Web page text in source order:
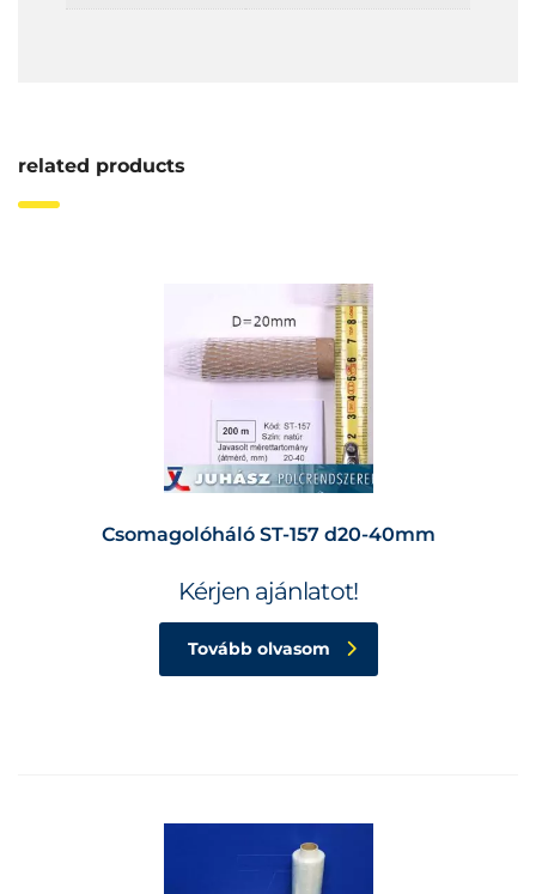
related products
Csomagolóháló ST-157 d20-40mm
Kérjen ajánlatot!
Tovább olvasom